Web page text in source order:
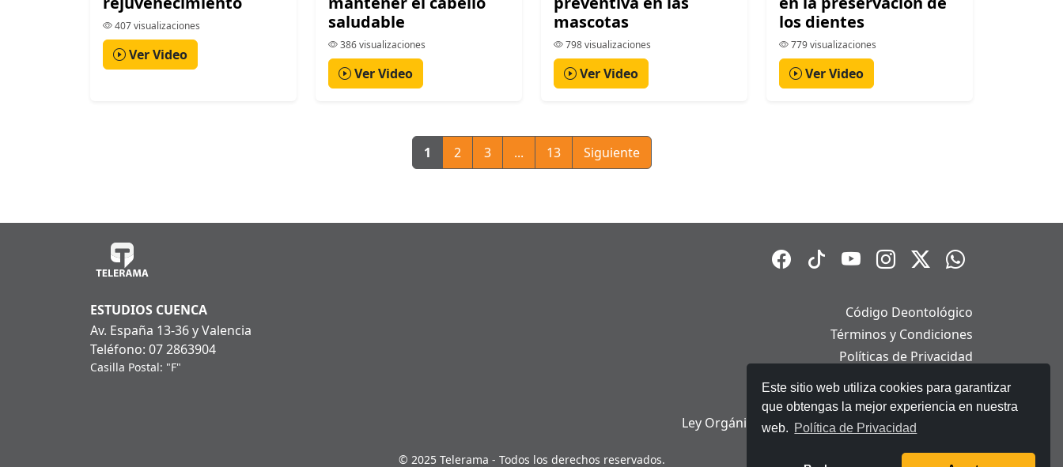
Este sitio web utiliza cookies para garantizar
que obtengas la mejor experiencia en nuestra
web. Política de Privacidad
407 visualizaciones
Ver Video
saludable
386 visualizaciones
Ver Video
mascotas
798 visualizaciones
Ver Video
los dientes
779 visualizaciones
Ver Video
1 2 3 ... 13 Siguiente
ESTUDIOS CUENCA
Av. España 13-36 y Valencia
Teléfono: 07 2863904
Casilla Postal: "F"
Código Deontológico
Términos y Condiciones
Políticas de Privacidad
Políticas de Cookies
Aviso Legal
Ley Orgánica de Protección de Datos Personales
© 2025 Telerama - Todos los derechos reservados.